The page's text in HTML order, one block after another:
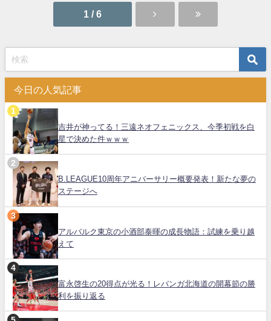
1 / 6
今日の人気記事
吉井が神ってる！三遠ネオフェニックス、今季初戦を白
星で決めた件ｗｗｗ
B.LEAGUE10周年アニバーサリー概要発表！新たな夢の
ステージへ
アルバルク東京の小酒部泰暉の成長物語：試練を乗り越
えて
富永啓生の20得点が光る！レバンガ北海道の開幕節の勝
利を振り返る